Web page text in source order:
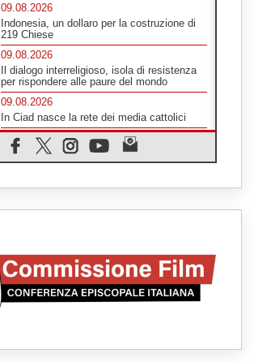
09.08.2026
Indonesia, un dollaro per la costruzione di
219 Chiese
09.08.2026
Il dialogo interreligioso, isola di resistenza
per rispondere alle paure del mondo
09.08.2026
In Ciad nasce la rete dei media cattolici
08.08.2026
Pozzuoli, la Chiesa in prima linea: una
Messa tra i detriti e aiuti per gli sfollati
Madre del Buon Consiglio di Genazzano
vittoria dell'amore sulla morte
08.08.2026
Hebdomada Papae: il Gr in latino dell'8
agosto
palazzi del potere ma si identifica coi